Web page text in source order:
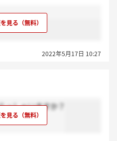
2022年5月17日 10:27
っしゃいますか？